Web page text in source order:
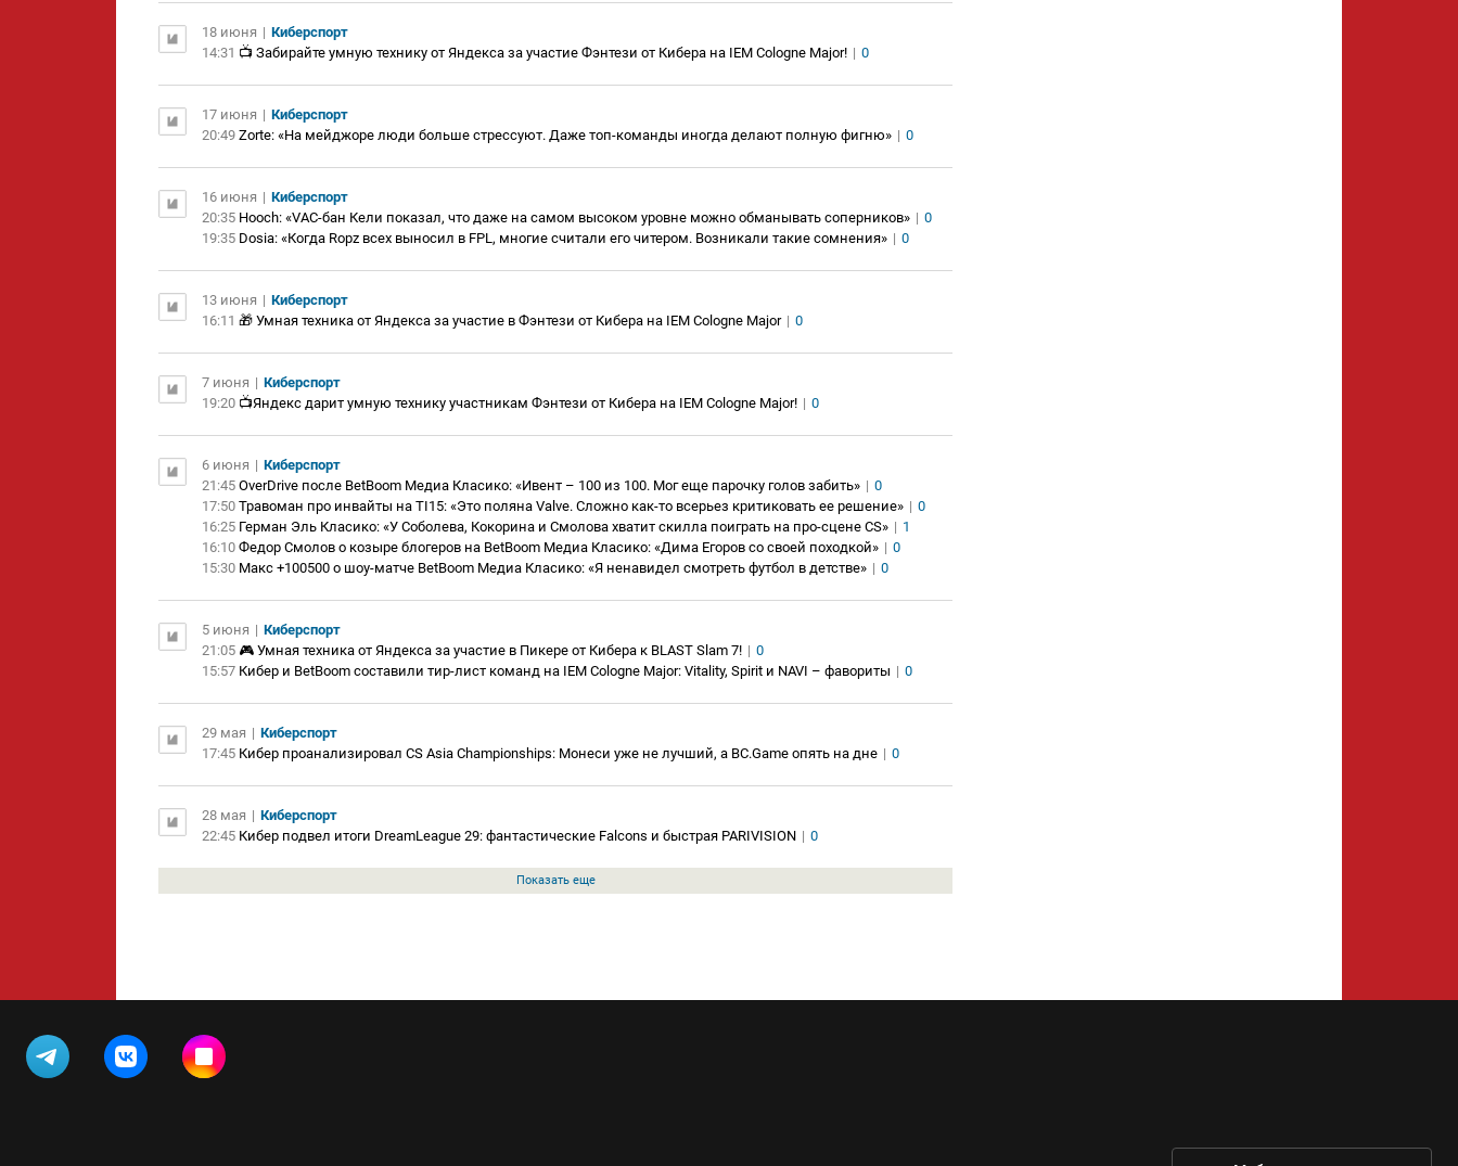
18 июня | Киберспорт
14:31 📺 Забирайте умную технику от Яндекса за участие Фэнтези от Кибера на IEM Cologne Major! | 0
17 июня | Киберспорт
20:49 Zorte: «На мейджоре люди больше стрессуют. Даже топ-команды иногда делают полную фигню» | 0
16 июня | Киберспорт
20:35 Hooch: «VAC-бан Кели показал, что даже на самом высоком уровне можно обманывать соперников» | 0
19:35 Dosia: «Когда Ropz всех выносил в FPL, многие считали его читером. Возникали такие сомнения» | 0
13 июня | Киберспорт
16:11 🎁 Умная техника от Яндекса за участие в Фэнтези от Кибера на IEM Cologne Major | 0
7 июня | Киберспорт
19:20 📺Яндекс дарит умную технику участникам Фэнтези от Кибера на IEM Cologne Major! | 0
6 июня | Киберспорт
21:45 OverDrive после BetBoom Медиа Класико: «Ивент – 100 из 100. Мог еще парочку голов забить» | 0
17:50 Травоман про инвайты на TI15: «Это поляна Valve. Cложно как-то всерьез критиковать ее решение» | 0
16:25 Герман Эль Класико: «У Соболева, Кокорина и Смолова хватит скилла поиграть на про-сцене CS» | 1
16:10 Федор Смолов о козыре блогеров на BetBoom Медиа Класико: «Дима Егоров со своей походкой» | 0
15:30 Макс +100500 о шоу-матче BetBoom Медиа Класико: «Я ненавидел смотреть футбол в детстве» | 0
5 июня | Киберспорт
21:05 🎮 Умная техника от Яндекса за участие в Пикере от Кибера к BLAST Slam 7! | 0
15:57 Кибер и BetBoom составили тир-лист команд на IEM Cologne Major: Vitality, Spirit и NAVI – фавориты | 0
29 мая | Киберспорт
17:45 Кибер проанализировал CS Asia Championships: Монеси уже не лучший, а BC.Game опять на дне | 0
28 мая | Киберспорт
22:45 Кибер подвел итоги DreamLeague 29: фантастические Falcons и быстрая PARIVISION | 0
Показать еще